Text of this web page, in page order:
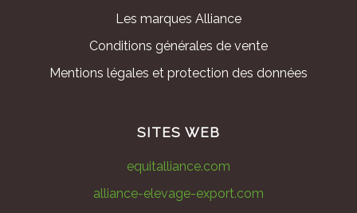
Les marques Alliance
Conditions générales de vente
Mentions légales et protection des données
SITES WEB
equitalliance.com
alliance-elevage-export.com